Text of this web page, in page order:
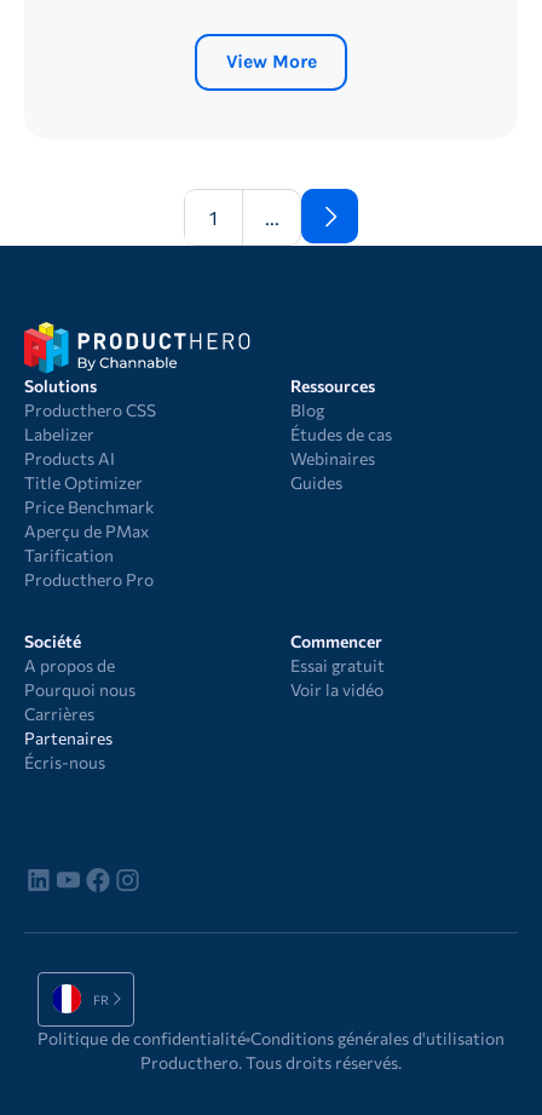
View More
1 ...
Solutions
Producthero CSS
Labelizer
Products AI
Title Optimizer
Price Benchmark
Aperçu de PMax
Tarification
Producthero Pro
Ressources
Blog
Études de cas
Webinaires
Guides
Société
A propos de
Pourquoi nous
Carrières
Partenaires
Écris-nous
Commencer
Essai gratuit
Voir la vidéo
FR
Politique de confidentialité Conditions générales d'utilisation
Producthero. Tous droits réservés.